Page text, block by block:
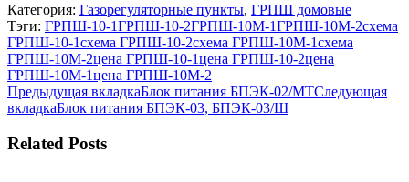
Категория: Газорегуляторные пункты, ГРПШ домовые
Тэги: ГРПШ-10-1ГРПШ-10-2ГРПШ-10М-1ГРПШ-10М-2схема
ГРПШ-10-1схема ГРПШ-10-2схема ГРПШ-10М-1схема
ГРПШ-10М-2цена ГРПШ-10-1цена ГРПШ-10-2цена
ГРПШ-10М-1цена ГРПШ-10М-2
Навигация
по
комментариям
Предыдущая вкладкаПредыдущая
вкладка
Блок питания БПЭК-02/МТСледующая
вкладкаСледующая
Блок питания БПЭК-03, БПЭК-03/Ш
Related Posts